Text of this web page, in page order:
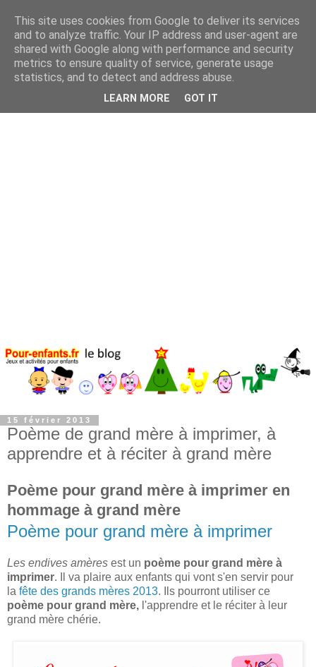
15 février 2013
Poème de grand mère à imprimer, à
apprendre et à réciter à grand mère
Poème pour grand mère à imprimer en
hommage à grand mère
Poème pour grand mère à imprimer
Les endives amères est un poème pour grand mère à
imprimer. Il va plaire aux enfants qui vont s'en servir pour
la fête des grands mères 2013. Ils pourront utiliser ce
poème pour grand mère, l'apprendre et le réciter à leur
grand mère chérie.
This site uses cookies from Google to deliver its services
and to analyze traffic. Your IP address and user-agent are
shared with Google along with performance and security
metrics to ensure quality of service, generate usage
statistics, and to detect and address abuse.
LEARN MORE GOT IT